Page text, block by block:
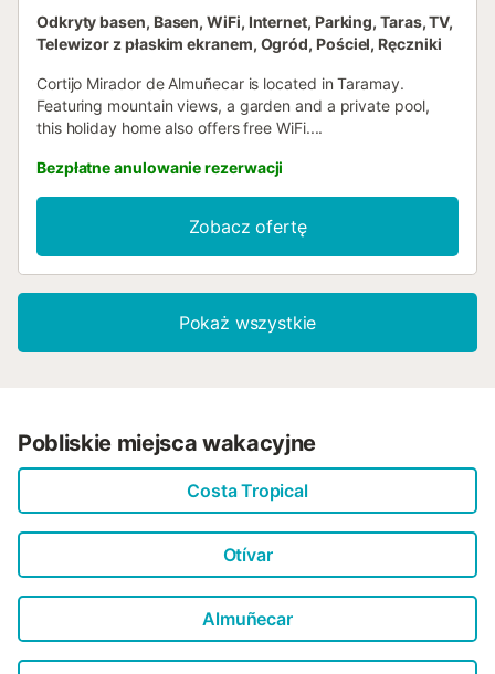
Odkryty basen, Basen, WiFi, Internet, Parking, Taras, TV,
Telewizor z płaskim ekranem, Ogród, Pościel, Ręczniki
Cortijo Mirador de Almuñecar is located in Taramay.
Featuring mountain views, a garden and a private pool,
this holiday home also offers free WiFi....
Bezpłatne anulowanie rezerwacji
Zobacz ofertę
Pokaż wszystkie
Pobliskie miejsca wakacyjne
Costa Tropical
Otívar
Almuñecar